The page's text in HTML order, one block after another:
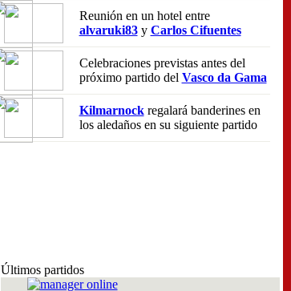
Reunión en un hotel entre
alvaruki83y Carlos Cifuentes
Celebraciones previstas antes del
próximo partido del Vasco da Gama
Kilmarnockregalará banderines en
los aledaños en su siguiente partido
Últimos partidos